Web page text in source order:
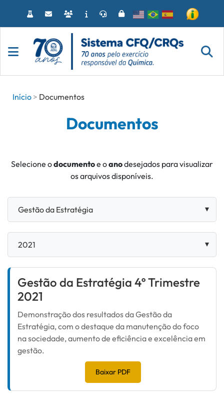
o
Início
Documentos
Documentos
Selecione odocumentoe oanodesejados para visualizar
os arquivos disponíveis.
Gestão da Estratégia 4º Trimestre
2021
Demonstração dos resultados da Gestão da
Estratégia, com o destaque da manutenção do foco
na sociedade, aumento de eficiência e excelência em
gestão.
Baixar PDF